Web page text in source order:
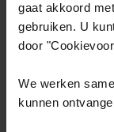
gaat akkoord
gebruiken. U
door
We werken
kunnen